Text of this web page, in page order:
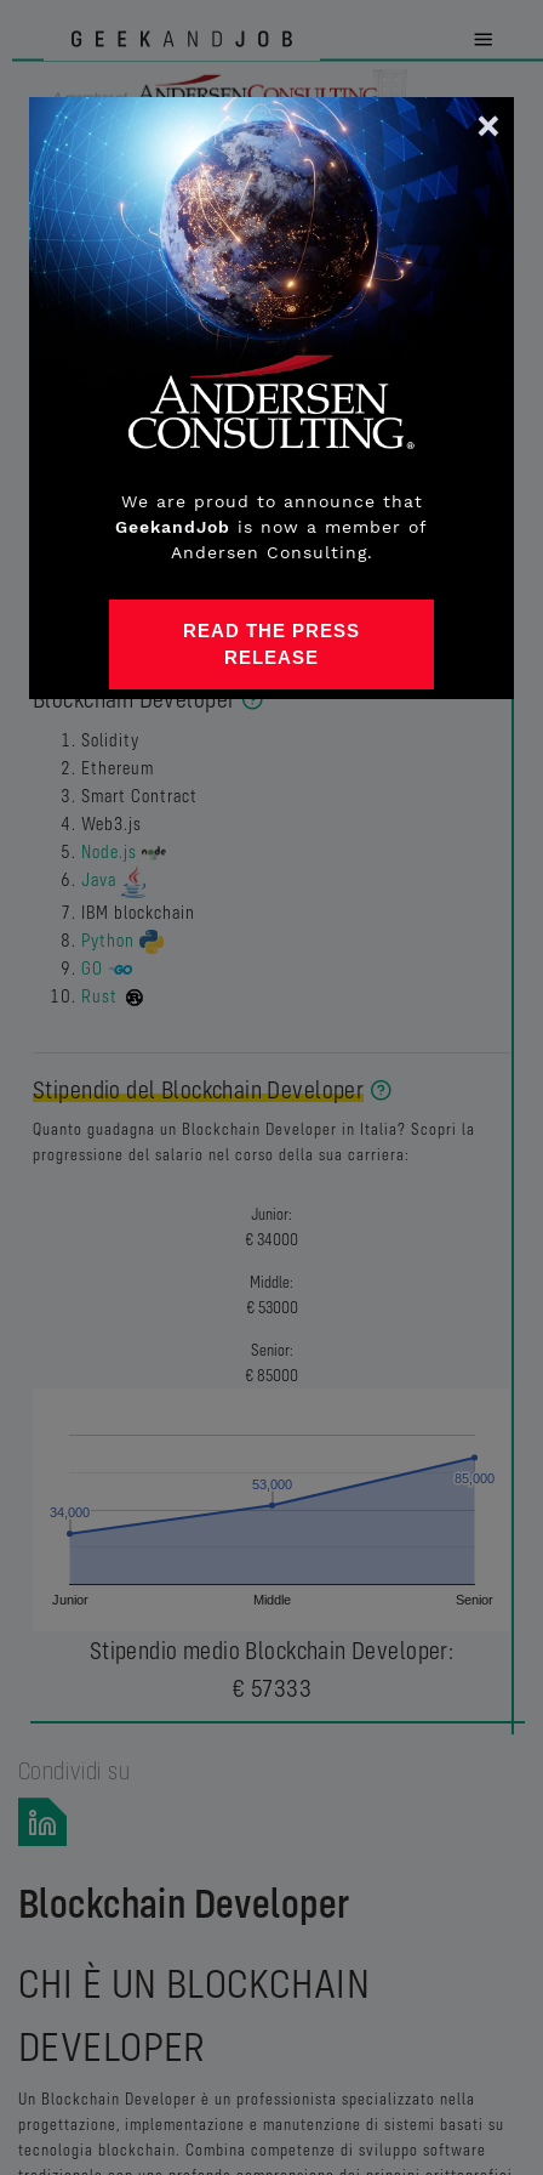
DATI & STATISTICHE
Tecnologie del Blockchain Developer
Ethereum
Hyperledger
Web3.js
Truffle
Hyperledger Fabric
Tecnologie più cercate nelle offerte di lavoro per
Blockchain Developer
Solidity
Ethereum
Smart Contract
Web3.js
Node.js
Java
IBM blockchain
Python
GO
Rust
Stipendio del Blockchain Developer
Quanto guadagna un Blockchain Developer in Italia? Scopri la
progressione del salario nel corso della sua carriera:
Junior:
€ 34000
Middle:
€ 53000
Senior:
€ 85000
Junior Middle Senior
34,000
34,000
53,000
53,000 85,000
85,000
Stipendio medio Blockchain Developer:
€ 57333
Condividi su
Blockchain Developer
CHI È UN BLOCKCHAIN
DEVELOPER
Un Blockchain Developer è un professionista specializzato nella
progettazione, implementazione e manutenzione di sistemi basati su
tecnologia blockchain. Combina competenze di sviluppo software
We are proud to announce that
GeekandJob is now a member of
Andersen Consulting.
READ THE PRESS
RELEASE